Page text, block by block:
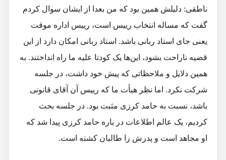
ناطقی: دلیلش همین بود که من بعدا از ایشان سوال کردم
گفت که مساله انتخاب رییس است، رییس اداره موقت
یعنی جای استاد ربانی باشد. استاد ربانی امکان دارد از این
قضیه ناراحت بشود، این‌ها یک کودتا علیه ما راه انداختند. به
همین دلایل و ملاحظاتی که پیش خود داشت، در جلسه
شرکت نکرد. اما نظر هیأت ما که رییس آن آقای قانونی
باشد، نسبت به حامد کرزی مثبت بود. در جلسه بحث
کردیم، یک عالم اطلاعات در باره حامد کرزی پیدا شد که
او مجاهد است و پدرش را طالبان کشته است.